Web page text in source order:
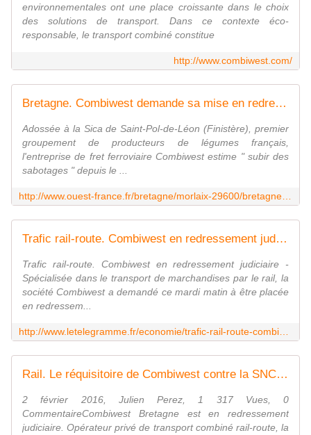
environnementales ont une place croissante dans le choix
des solutions de transport. Dans ce contexte éco-
responsable, le transport combiné constitue
http://www.combiwest.com/
Bretagne. Combiwest demande sa mise en redressement judiciaire
Adossée à la Sica de Saint-Pol-de-Léon (Finistère), premier
groupement de producteurs de légumes français,
l'entreprise de fret ferroviaire Combiwest estime " subir des
sabotages " depuis le ...
Trafic rail-route. Combiwest en redressement judiciaire
Trafic rail-route. Combiwest en redressement judiciaire -
Spécialisée dans le transport de marchandises par le rail, la
société Combiwest a demandé ce mardi matin à être placée
en redressem...
Rail. Le réquisitoire de Combiwest contre la SNCF - Bretagne Bretons
2 février 2016, Julien Perez, 1 317 Vues, 0
CommentaireCombiwest Bretagne est en redressement
judiciaire. Opérateur privé de transport combiné rail-route, la